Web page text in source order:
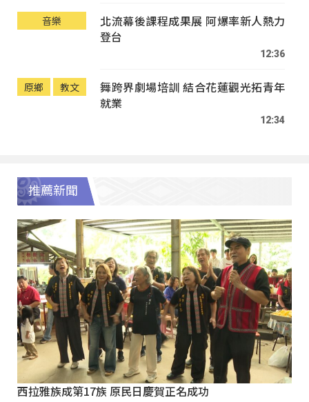
音樂
北流幕後課程成果展 阿爆率新人熱力
登台
12:36
原鄉 教文
舞跨界劇場培訓 結合花蓮觀光拓青年
就業
12:34
推薦新聞
西拉雅族成第17族 原民日慶賀正名成功